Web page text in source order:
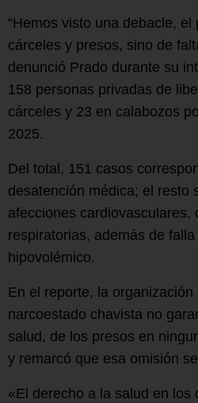
“Hemos visto una debacle,
cárceles y presos, sino de
denunció Prado durante su
158 personas privadas de
cárceles y 23 en calabozos
2025.
Del total, 151 casos
desatención médica; el resto
afecciones cardiovasculares,
respiratorias, además de
hipovolémico.
En el reporte, la organización
narcoestado chavista no
salud, de los presos en
y remarcó que esa omisión
«El derecho a la salud en los